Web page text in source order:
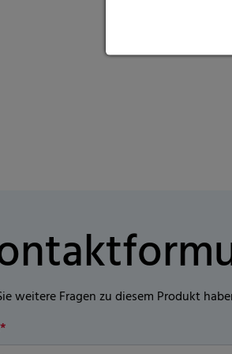
weitere Fragen zu diesem Produkt
*